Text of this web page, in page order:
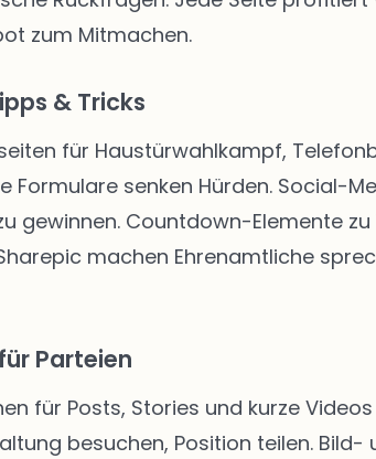
zum Mitmachen.
& Tricks
für Haustürwahlkampf,
Formulare senken Hürden. Social-
gewinnen. Countdown-Elemente
machen Ehrenamtliche
Parteien
für Posts, Stories und kurze
besuchen, Position teilen.